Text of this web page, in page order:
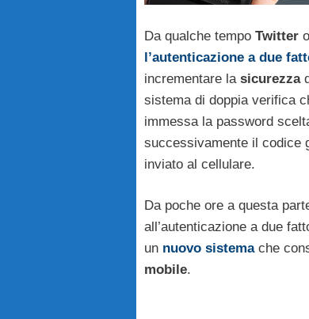
Da qualche tempo Twitter
l’autenticazione a due
incrementare la sicurezza
sistema di doppia verifica
immessa la password
successivamente il codice
inviato al cellulare.
Da poche ore a questa
all’autenticazione a due
un nuovo sistemache
mobile.